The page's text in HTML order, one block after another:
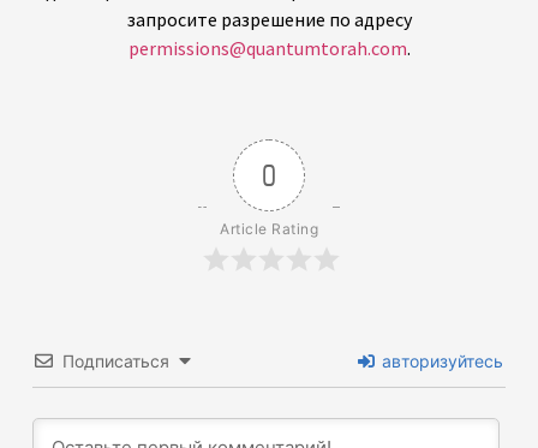
запросите разрешение по адресу
permissions@quantumtorah.com.
0
Article Rating
Подписаться авторизуйтесь